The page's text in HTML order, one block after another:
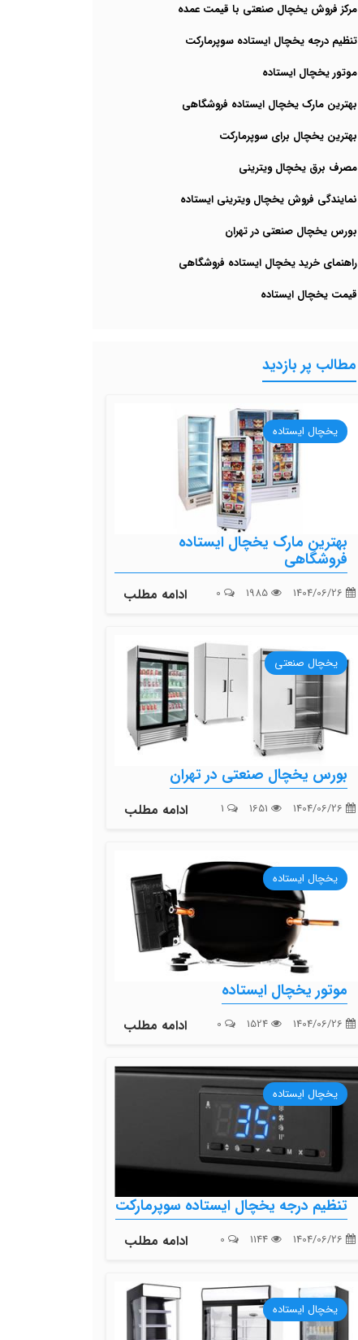
مرکز فروش یخچال صنعتی با قیمت عمده
تنظیم درجه یخچال ایستاده سوپرمارکت
موتور یخچال ایستاده
بهترین مارک یخچال ایستاده فروشگاهی
بهترین یخچال برای سوپرمارکت
مصرف برق یخچال ویترینی
نمایندگی فروش یخچال ویترینی ایستاده
بورس یخچال صنعتی در تهران
راهنمای خرید یخچال ایستاده فروشگاهی
قیمت یخچال ایستاده
مطالب پر بازدید
یخچال ایستاده
بهترین مارک یخچال ایستاده
فروشگاهی
ادامه مطلب
یخچال صنعتی
بورس یخچال صنعتی در تهران
ادامه مطلب
یخچال ایستاده
موتور یخچال ایستاده
ادامه مطلب
یخچال ایستاده
تنظیم درجه یخچال ایستاده سوپرمارکت
ادامه مطلب
یخچال ایستاده